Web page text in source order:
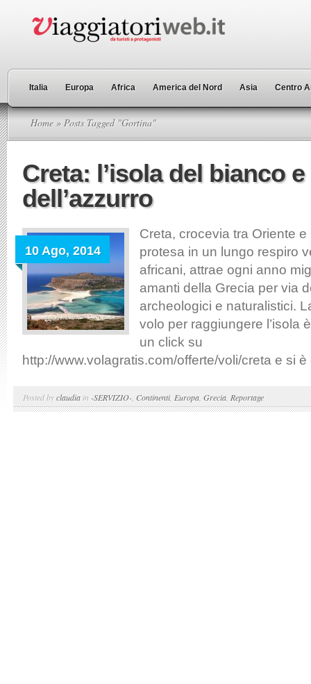
Italia Europa Africa America del Nord Asia Centro
Home » Posts Tagged "Gortina"
Creta: l’isola del bianco e
dell’azzurro
10 Ago, 2014
Creta, crocevia tra Oriente
protesa in un lungo respiro
africani, attrae ogni anno
amanti della Grecia per via
archeologici e naturalistici.
volo per raggiungere l’isola
un click su
http://www.volagratis.com/offerte/voli/creta e si
Posted byclaudia in -SERVIZIO- Continenti, Europa Grecia Reportage